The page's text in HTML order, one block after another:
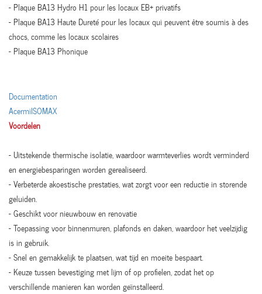
- Plaque BA13 Hydro H1 pour les locaux EB+ privatifs
- Plaque BA13 Haute Dureté pour les locaux qui peuvent être soumis à des
chocs, comme les locaux scolaires
- Plaque BA13 Phonique
Documentation
AcermiISOMAX
Voordelen
- Uitstekende thermische isolatie, waardoor warmteverlies wordt verminderd
en energiebesparingen worden gerealiseerd.
- Verbeterde akoestische prestaties, wat zorgt voor een reductie in storende
geluiden.
- Geschikt voor nieuwbouw en renovatie
- Toepassing voor binnenmuren, plafonds en daken, waardoor het veelzijdig
is in gebruik.
- Snel en gemakkelijk te plaatsen, wat tijd en moeite bespaart.
- Keuze tussen bevestiging met lijm of op profielen, zodat het op
verschillende manieren kan worden geïnstalleerd.